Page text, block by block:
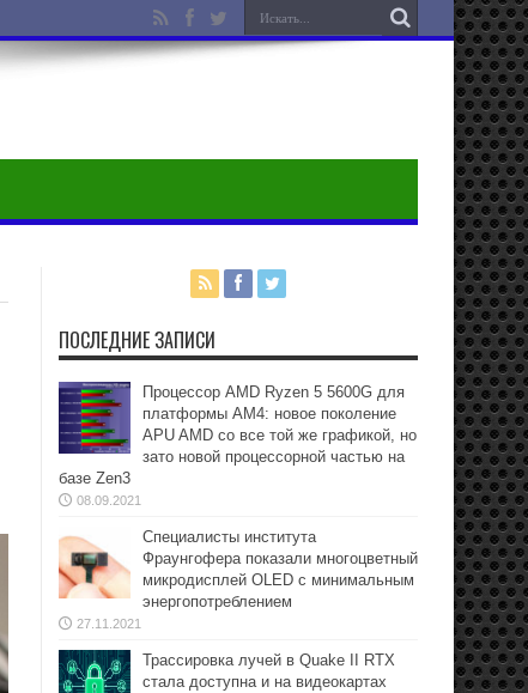
ПОСЛЕДНИЕ ЗАПИСИ
Процессор AMD Ryzen 5 5600G для
платформы АМ4: новое поколение
APU AMD со все той же графикой, но
зато новой процессорной частью на
базе Zen3
08.09.2021
Специалисты института
Фраунгофера показали многоцветный
микродисплей OLED с минимальным
энергопотреблением
27.11.2021
Трассировка лучей в Quake II RTX
стала доступна и на видеокартах